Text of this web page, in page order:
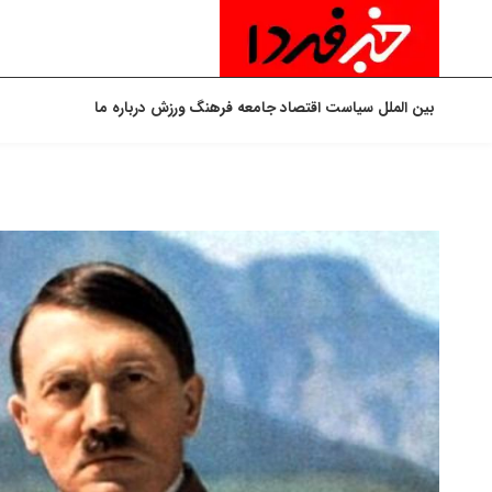
بین الملل سیاست اقتصادجامعه فرهنگورزش درباره ما